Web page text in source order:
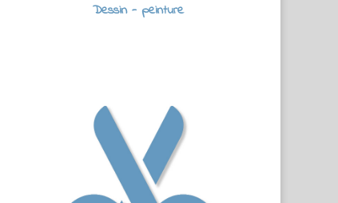
Dessin - peinture